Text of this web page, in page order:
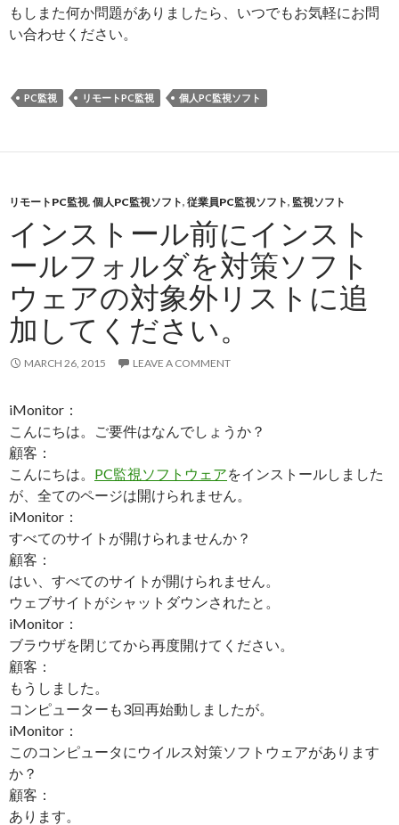
もしまた何か問題がありましたら、いつでもお気軽にお問
い合わせください。
PC監視 リモートPC監視 個人PC監視ソフト
リモートPC監視, 個人PC監視ソフト, 従業員PC監視ソフト, 監視ソフト
インストール前にインスト
ールフォルダを対策ソフト
ウェアの対象外リストに追
加してください。
MARCH 26, 2015 LEAVE A COMMENT
iMonitor：
こんにちは。ご要件はなんでしょうか？
顧客：
こんにちは。 PC監視ソフトウェアをインストールしました
が、全てのページは開けられません。
iMonitor：
すべてのサイトが開けられませんか？
顧客：
はい、すべてのサイトが開けられません。
ウェブサイトがシャットダウンされたと。
iMonitor：
ブラウザを閉じてから再度開けてください。
顧客：
もうしました。
コンピューターも3回再始動しましたが。
iMonitor：
このコンピュータにウイルス対策ソフトウェアがあります
か？
顧客：
あります。